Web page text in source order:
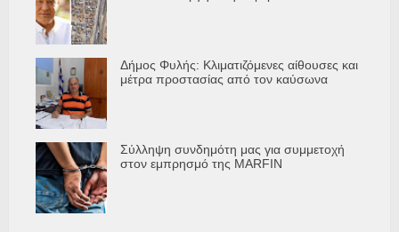
Δήμος Φυλής: Κλιματιζόμενες αίθουσες και
μέτρα προστασίας από τον καύσωνα
Σύλληψη συνδημότη μας για συμμετοχή
στον εμπρησμό της MARFIN